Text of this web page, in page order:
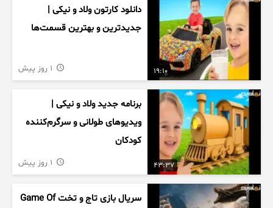
19:10
دانلود کارتون ولاد و نیکی |
جدیدترین و بهترین قسمت‌ها
43:37
برنامه جدید ولاد و نیکی |
ویدیوهای طولانی و سرگرم‌کننده
کودکان
سریال بازی تاج و تخت Game Of